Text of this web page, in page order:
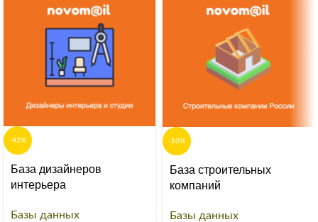
-42%
База дизайнеров
интерьера
Базы данных
-10%
База строительных
компаний
Базы данных